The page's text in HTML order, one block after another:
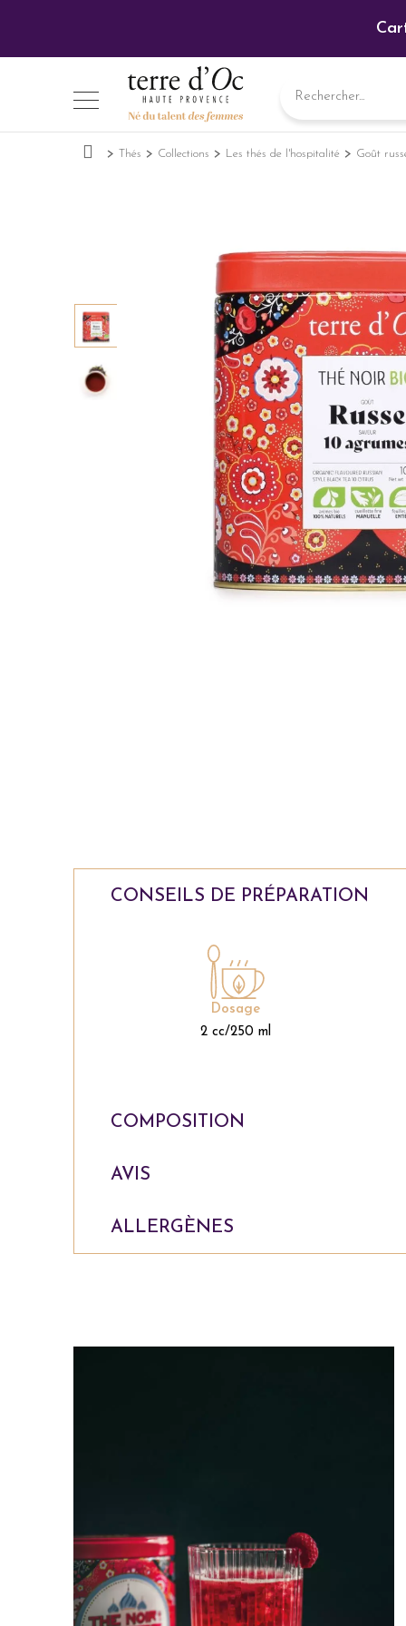
Thés Collections Les thés de l'hospitalité Goût
CONSEILS DE PRÉPARATION
COMPOSITION
AVIS
ALLERGÈNES
Dosage
2 cc/250 ml